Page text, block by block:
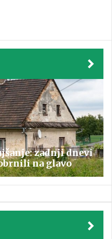
zadnji dnevi
na glavo